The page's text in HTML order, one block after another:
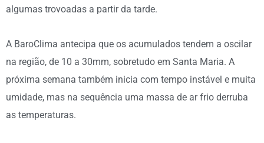
algumas trovoadas a partir da tarde.
A BaroClima antecipa que os acumulados tendem a oscilar
na região, de 10 a 30mm, sobretudo em Santa Maria. A
próxima semana também inicia com tempo instável e muita
umidade, mas na sequência uma massa de ar frio derruba
as temperaturas.